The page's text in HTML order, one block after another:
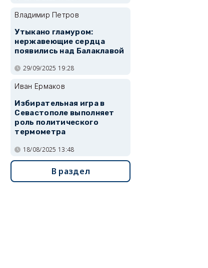
Владимир Петров
Утыкано гламуром:
нержавеющие сердца
появились над Балаклавой
29/09/2025 19:28
Иван Ермаков
Избирательная игра в
Севастополе выполняет
роль политического
термометра
18/08/2025 13:48
В раздел